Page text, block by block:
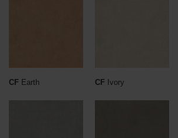
CF Earth CF Ivory